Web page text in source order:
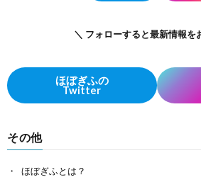
＼ フォローすると最新情報を
ほぼぎふの
Twitter
その他
ほぼぎふとは？